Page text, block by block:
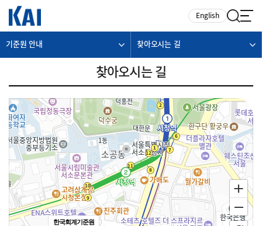
English
기준원 안내 찾아오시는 길
찾아오시는 길
한국회계기준원